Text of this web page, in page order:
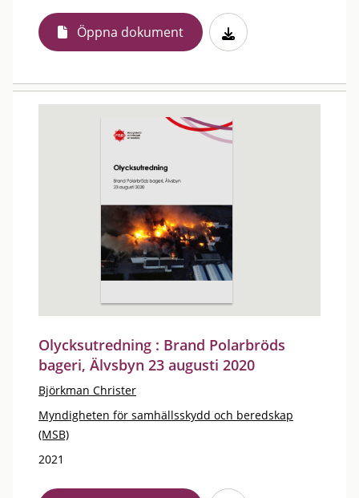
Öppna dokument
Olycksutredning : Brand Polarbröds
bageri, Älvsbyn 23 augusti 2020
Björkman Christer
Myndigheten för samhällsskydd och beredskap
(MSB)
2021